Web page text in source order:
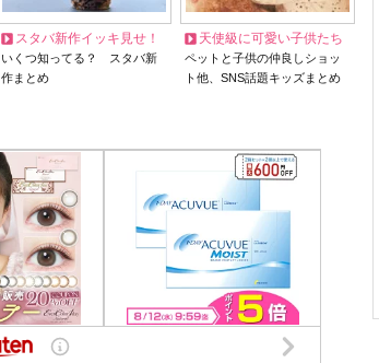
スタバ新作イッキ見せ！
いくつ知ってる？ スタバ新
作まとめ
天使級に可愛い子供たち
ペットと子供の仲良しショッ
ト他、SNS話題キッズまとめ